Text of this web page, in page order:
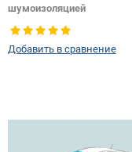
шумоизоляцией
Тип кузова: Хетчбек
Появление или
шелкографии:Да
Добавить в сравнение